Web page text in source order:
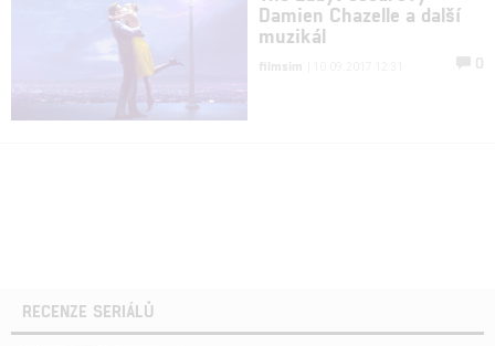
Damien Chazelle a další
muzikál
filmsim 0
RECENZE SERIÁLŮ